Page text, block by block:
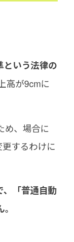
という法律の
高が9cmに
め、場合に
するわけに
、「普通自動